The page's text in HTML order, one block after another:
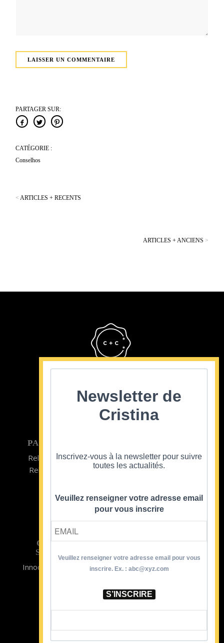
PARTAGER SUR:
CATÉGORIE :
Conselhos
< ARTICLES + RECENTS
ARTICLES + ANCIENS >
PARTICULIER
Relooking homme
Relooking femme
Team Building
Formations
CRISTINA
SOUTIENT
Innocence en Danger
Contact
Mentions
Newsletter de
Cristina
Inscrivez-vous à la newsletter pour suivre
toutes les actualités.
Veuillez renseigner votre adresse email
pour vous inscrire
Veuillez renseigner votre adresse email pour vous
inscrire. Ex. : abc@xyz.com
S’INSCRIRE